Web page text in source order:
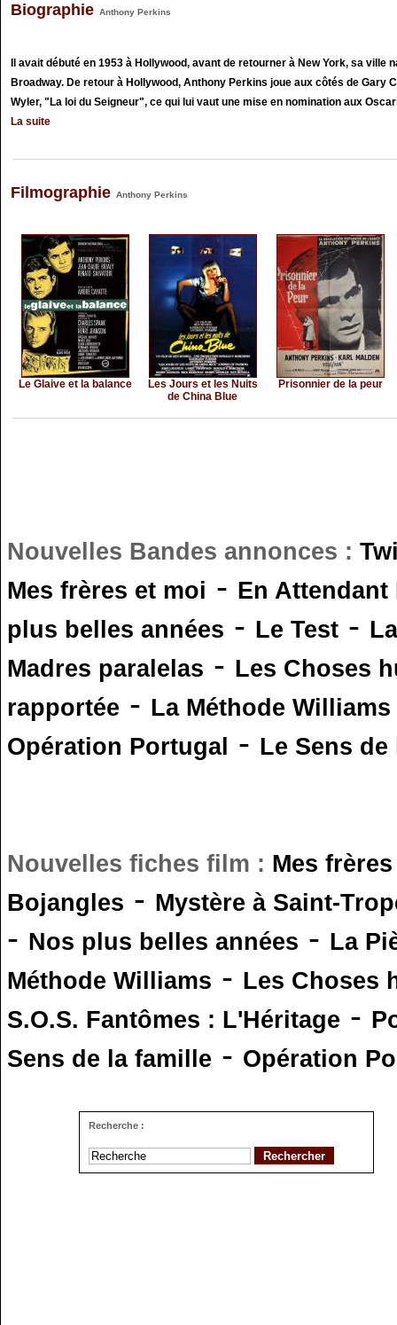
Biographie Anthony Perkins
Il avait débuté en 1953 à Hollywood, avant de retourner à New York, sa ville
Broadway. De retour à Hollywood, Anthony Perkins joue aux côtés de Gary
Wyler, "La loi du Seigneur", ce qui lui vaut une mise en nomination aux
La suite
Filmographie Anthony Perkins
Le Glaive et la balance
Les Jours et les Nuits
de China Blue
Prisonnier de la peur
Nouvelles Bandes annonces :
Mes frères et moi - En
plus belles années - Le Test -
Madres paralelas - Les Choses
rapportée - La Méthode Williams
Opération Portugal - Le Sens
Nouvelles fiches film : Mes
Bojangles - Mystère à Saint-
- Nos plus belles années - La
Méthode Williams - Les Choses
S.O.S. Fantômes : L'Héritage -
Sens de la famille - Opération
Recherche :